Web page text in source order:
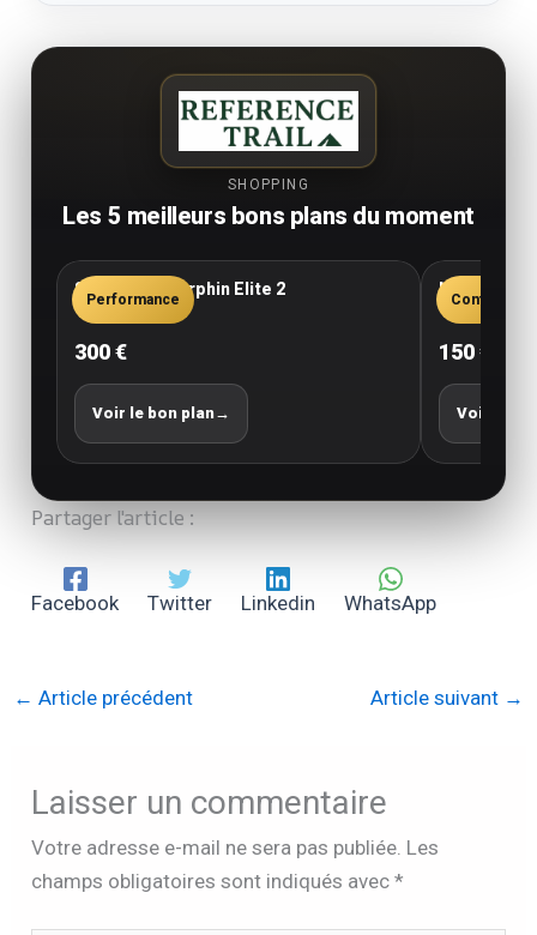
SHOPPING
Les 5 meilleurs bons plans du moment
Performance
Saucony Endorphin Elite 2
300 €
Voir le bon plan→
Confort
New
150 €
Voir le
Partager l'article :
Facebook Twitter Linkedin WhatsApp
← Article précédent Article suivant →
Laisser un commentaire
Votre adresse e-mail ne sera pas publiée. Les
champs obligatoires sont indiqués avec*